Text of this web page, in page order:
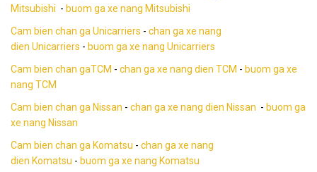
Mitsubishi - buom ga xe nang Mitsubishi
Cam bien chan ga Unicarriers - chan ga xe nang
dien Unicarriers - buom ga xe nang Unicarriers
Cam bien chan gaTCM - chan ga xe nang dien TCM - buom ga xe
nang TCM
Cam bien chan ga Nissan - chan ga xe nang dien Nissan - buom ga
xe nang Nissan
Cam bien chan ga Komatsu - chan ga xe nang
dien Komatsu - buom ga xe nang Komatsu